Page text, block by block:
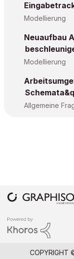
Modellierung
Neuaufbau
Modellierung
Allgemeine
COPYRIGHT